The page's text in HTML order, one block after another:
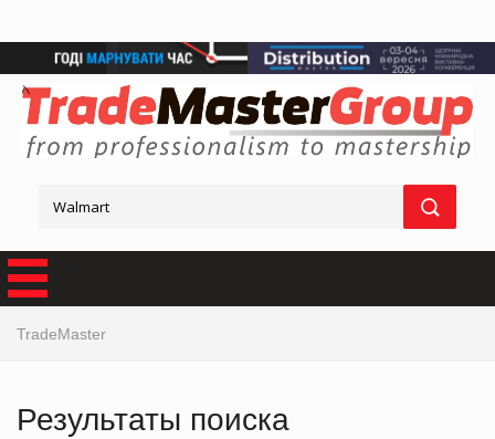
TradeMaster
Результаты поиска